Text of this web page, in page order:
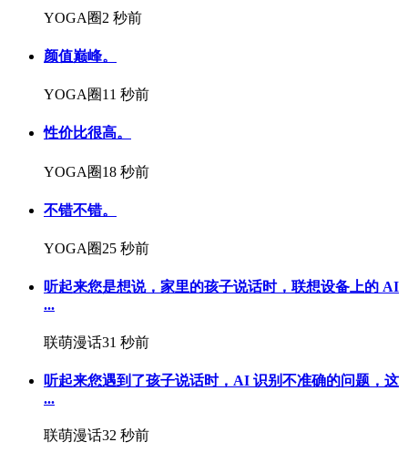
YOGA圈2 秒前
颜值巅峰。
YOGA圈11 秒前
性价比很高。
YOGA圈18 秒前
不错不错。
YOGA圈25 秒前
听起来您是想说，家里的孩子说话时，联想设备上的 AI
...
联萌漫话31 秒前
听起来您遇到了孩子说话时，AI 识别不准确的问题，这
...
联萌漫话32 秒前